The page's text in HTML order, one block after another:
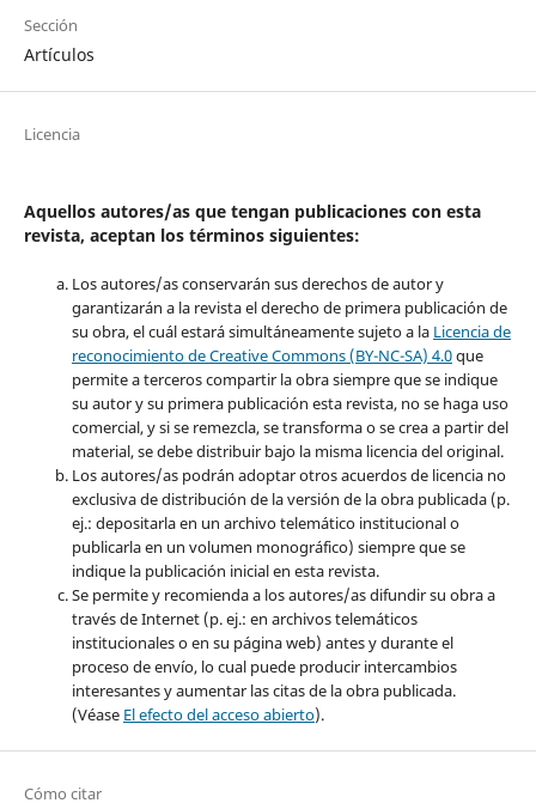
Sección
Artículos
Licencia
Aquellos autores/as que tengan publicaciones con esta
revista, aceptan los términos siguientes:
Los autores/as conservarán sus derechos de autor y
garantizarán a la revista el derecho de primera publicación de
su obra, el cuál estará simultáneamente sujeto a la Licencia de
reconocimiento de Creative Commons (BY-NC-SA) 4.0que
permite a terceros compartir la obra siempre que se indique
su autor y su primera publicación esta revista, no se haga uso
comercial, y si se remezcla, se transforma o se crea a partir del
material, se debe distribuir bajo la misma licencia del original.
Los autores/as podrán adoptar otros acuerdos de licencia no
exclusiva de distribución de la versión de la obra publicada (p.
ej.: depositarla en un archivo telemático institucional o
publicarla en un volumen monográfico) siempre que se
indique la publicación inicial en esta revista.
Se permite y recomienda a los autores/as difundir su obra a
través de Internet (p. ej.: en archivos telemáticos
institucionales o en su página web) antes y durante el
proceso de envío, lo cual puede producir intercambios
interesantes y aumentar las citas de la obra publicada.
(Véase El efecto del acceso abierto).
Cómo citar